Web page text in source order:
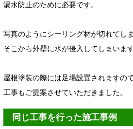
漏水防止のために必要です。
写真のようにシーリング材が切れてし
そこから外壁に水が侵入してしまいます
屋根塗装の際には足場設置されますの
工事もご提案させていただきました。
同じ工事を行った施工事例